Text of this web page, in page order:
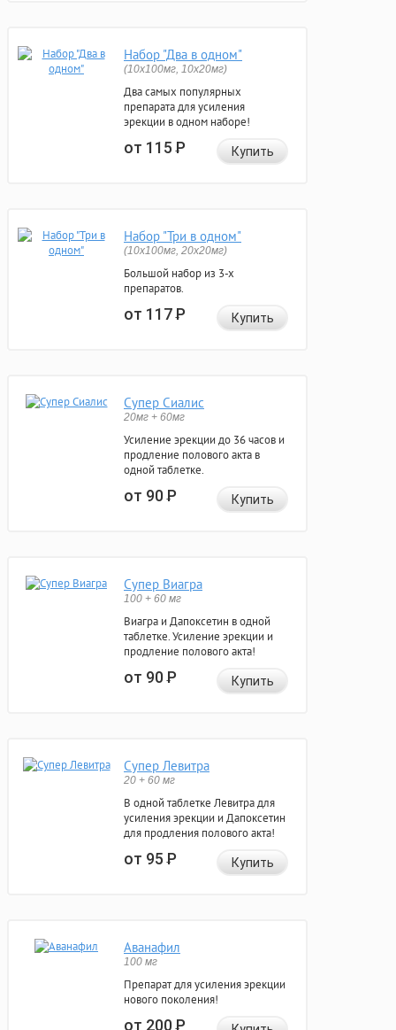
Набор "Два в одном"
(10x100мг, 10x20мг)
Два самых популярных
препарата для усиления
эрекции в одном наборе!
от 115Р Купить
Набор "Три в одном"
(10x100мг, 20x20мг)
Большой набор из 3-х
препаратов.
от 117Р Купить
Супер Сиалис
20мг + 60мг
Усиление эрекции до 36 часов и
продление полового акта в
одной таблетке.
от 90Р Купить
Супер Виагра
100 + 60 мг
Виагра и Дапоксетин в одной
таблетке. Усиление эрекции и
продление полового акта!
от 90Р Купить
Супер Левитра
20 + 60 мг
В одной таблетке Левитра для
усиления эрекции и Дапоксетин
для продления полового акта!
от 95Р Купить
Аванафил
100 мг
Препарат для усиления эрекции
нового поколения!
от 200Р